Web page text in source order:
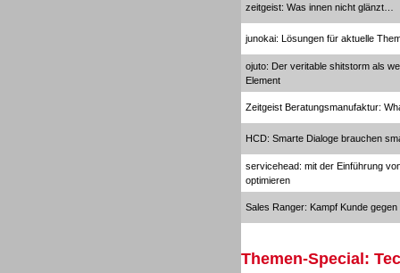
zeitgeist: Was innen nicht glänzt…
junokai: Lösungen für aktuelle
ojuto: Der veritable shitstorm als
Element
Zeitgeist Beratungsmanufaktur:
HCD: Smarte Dialoge brauchen
servicehead: mit der Einführung
optimieren
Sales Ranger: Kampf Kunde
Themen-Special: